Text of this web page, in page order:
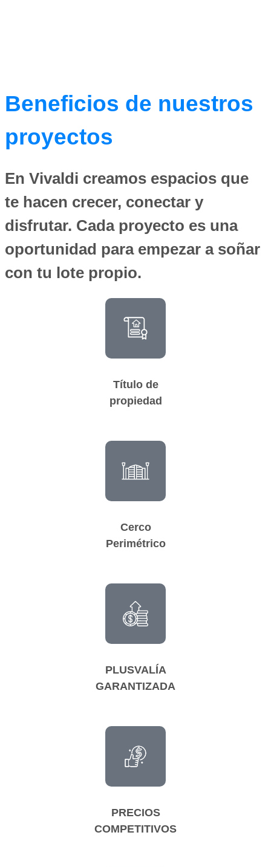
Beneficios de nuestros
proyectos
En Vivaldi creamos espacios que
te hacen crecer, conectar y
disfrutar. Cada proyecto es una
oportunidad para empezar a soñar
con tu lote propio.
Título de
propiedad
Cerco
Perimétrico
PLUSVALÍA
GARANTIZADA
PRECIOS
COMPETITIVOS